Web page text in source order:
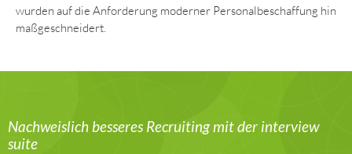
wurden auf die Anforderung moderner Personalbeschaffung hin
maßgeschneidert.
Nachweislich besseres Recruiting mit der interview
suite​